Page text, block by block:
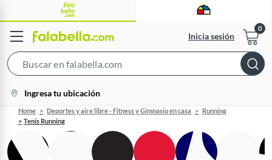
Inicia sesión
Bar
location-
icon
Ingresa tu ubicación
Home Deportes y aire libre - Fitness y Gimnasio en casa
Running
Tenis Running